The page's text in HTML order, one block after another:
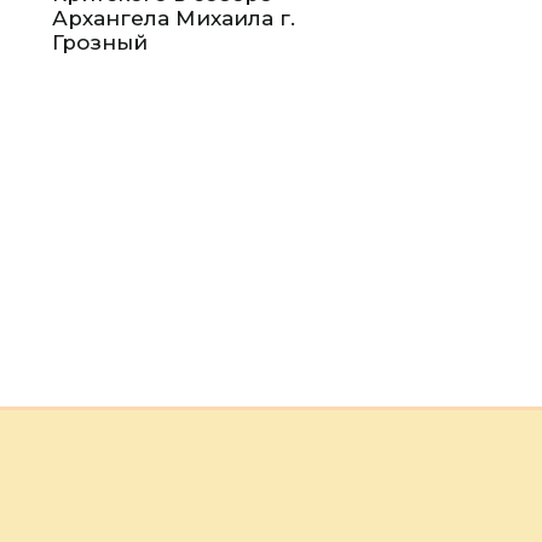
Архангела Михаила г.
Грозный